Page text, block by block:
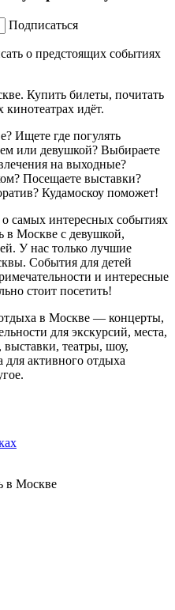
Подписаться
о предстоящих событиях
Купить билеты, почитать
идёт.
Ищете где погулять
или девушкой? Выбираете
на выходные?
Посещаете выставки?
Кудамоскоу поможет!
самых интересных событиях
в Москве с девушкой,
У нас только лучшие
События для детей
и интересные
стоит посетить!
в Москве — концерты,
для экскурсий, места,
театры, шоу,
активного отдыха
в Москве